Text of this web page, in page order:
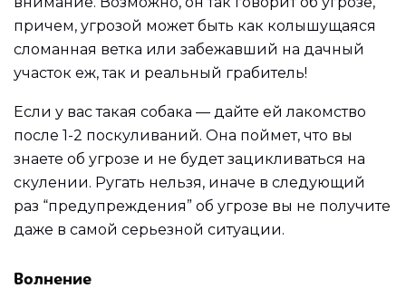
причем, угрозой может быть как колышущаяся
сломанная ветка или забежавший на дачный
участок еж, так и реальный грабитель!
Если у вас такая собака — дайте ей лакомство
после 1-2 поскуливаний. Она поймет, что вы
знаете об угрозе и не будет зацикливаться на
скулении. Ругать нельзя, иначе в следующий
раз “предупреждения” об угрозе вы не получите
даже в самой серьезной ситуации.
Волнение